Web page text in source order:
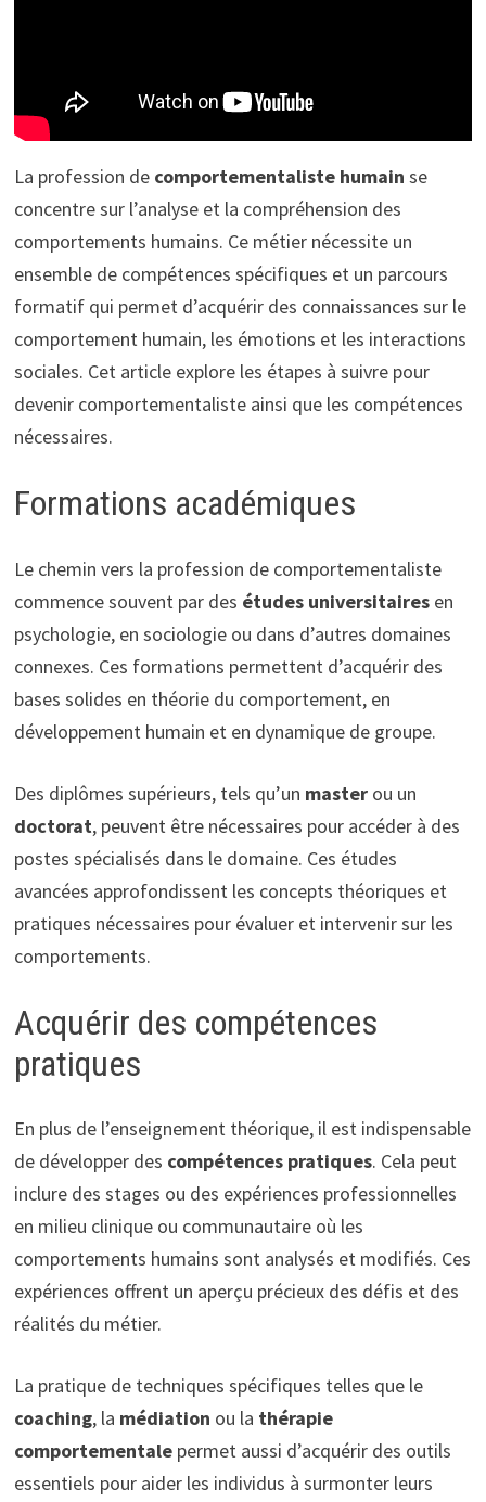
La profession de comportementaliste humain se
concentre sur l’analyse et la compréhension des
comportements humains. Ce métier nécessite un
ensemble de compétences spécifiques et un parcours
formatif qui permet d’acquérir des connaissances sur le
comportement humain, les émotions et les interactions
sociales. Cet article explore les étapes à suivre pour
devenir comportementaliste ainsi que les compétences
nécessaires.
Formations académiques
Le chemin vers la profession de comportementaliste
commence souvent par des études universitairesen
psychologie, en sociologie ou dans d’autres domaines
connexes. Ces formations permettent d’acquérir des
bases solides en théorie du comportement, en
développement humain et en dynamique de groupe.
Des diplômes supérieurs, tels qu’un masterou un
doctorat, peuvent être nécessaires pour accéder à des
postes spécialisés dans le domaine. Ces études
avancées approfondissent les concepts théoriques et
pratiques nécessaires pour évaluer et intervenir sur les
comportements.
Acquérir des compétences
pratiques
En plus de l’enseignement théorique, il est indispensable
de développer des compétences pratiques. Cela peut
inclure des stages ou des expériences professionnelles
en milieu clinique ou communautaire où les
comportements humains sont analysés et modifiés. Ces
expériences offrent un aperçu précieux des défis et des
réalités du métier.
La pratique de techniques spécifiques telles que le
coaching, la médiation ou la thérapie
comportementalepermet aussi d’acquérir des outils
essentiels pour aider les individus à surmonter leurs